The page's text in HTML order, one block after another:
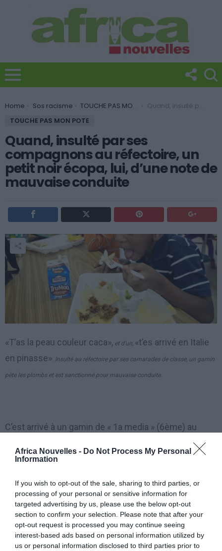
Africa Nouvelles - Do Not Process My Personal
Information
If you wish to opt-out of the sale, sharing to third parties, or
processing of your personal or sensitive information for
targeted advertising by us, please use the below opt-out
section to confirm your selection. Please note that after your
opt-out request is processed you may continue seeing
interest-based ads based on personal information utilized by
us or personal information disclosed to third parties prior to
You are here:
Home Sos racisme TOUCHE PAS MON POTE
Quand, insulté par ses compagnons au réfectoire, un petit noir écopa, lui, d’une note de mauvaise conduite
TOUCHE PAS MON POTE
Quand, insulté par ses
compagnons au réfectoire, un
petit noir écopa, lui, d’une note de
mauvaise conduite
«T’as la peau couleur caca», et d’un, «t’es arrivé en Italie
en pinasse» . Insulté au réfectoire par ses camarades de classe, un gamin
pète les plombs et est sanctionné pour mauvaise conduite.
C’est arrivé à un gamin de « 1a media » (6ème) au
collège Bronzetti, à Trento. Après les insultes racistes
de ses camarades de même age, il a abandonné le
écopé de la note de mauvaise conduite? La victime
tant de grossièreté et d’ignorance elle-même.
Voici les faits. Pendant le déjeuner au réfectoire, un
jeune élève s’approche de la table de ses